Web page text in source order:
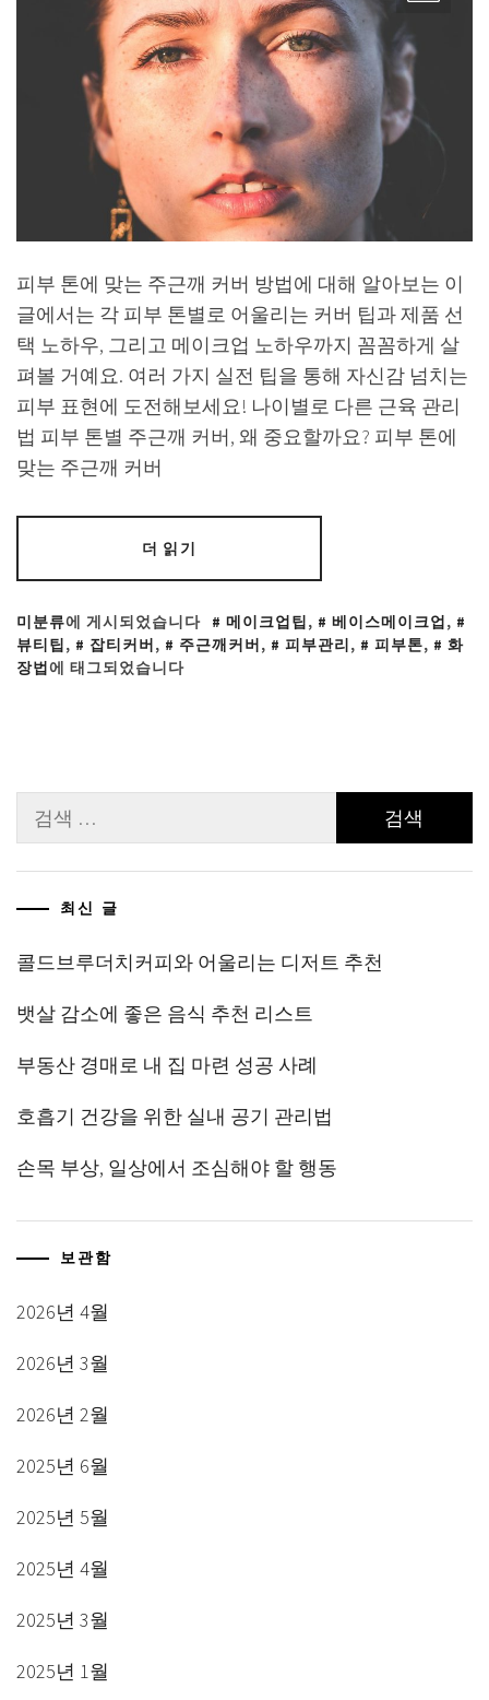
피부 톤에 맞는 주근깨 커버 방법에 대해 알아보는 이
글에서는 각 피부 톤별로 어울리는 커버 팁과 제품 선
택 노하우, 그리고 메이크업 노하우까지 꼼꼼하게 살
펴볼 거예요. 여러 가지 실전 팁을 통해 자신감 넘치는
피부 표현에 도전해보세요! 나이별로 다른 근육 관리
법 피부 톤별 주근깨 커버, 왜 중요할까요? 피부 톤에
맞는 주근깨 커버
더 읽기
미분류에 게시되었습니다 메이크업팁, 베이스메이크업,
뷰티팁, 잡티커버, 주근깨커버, 피부관리, 피부톤,
화
장법에 태그되었습니다
색:
최신 글
콜드브루더치커피와 어울리는 디저트 추천
뱃살 감소에 좋은 음식 추천 리스트
부동산 경매로 내 집 마련 성공 사례
호흡기 건강을 위한 실내 공기 관리법
손목 부상, 일상에서 조심해야 할 행동
보관함
2026년 4월
2026년 3월
2026년 2월
2025년 6월
2025년 5월
2025년 4월
2025년 3월
2025년 1월